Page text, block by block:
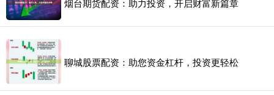
聊城股票配资：助您资金杠杆，投资更轻松